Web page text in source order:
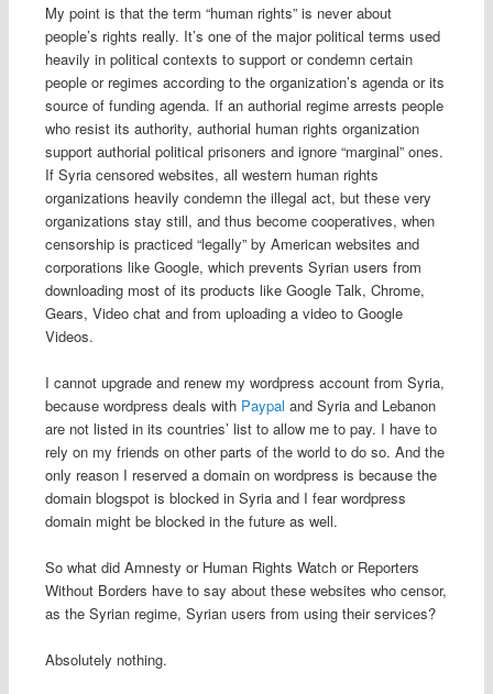
My point is that the term “human rights” is never about
people’s rights really. It’s one of the major political terms used
heavily in political contexts to support or condemn certain
people or regimes according to the organization’s agenda or its
source of funding agenda. If an authorial regime arrests people
who resist its authority, authorial human rights organization
support authorial political prisoners and ignore “marginal” ones.
If Syria censored websites, all western human rights
organizations heavily condemn the illegal act, but these very
organizations stay still, and thus become cooperatives, when
censorship is practiced “legally” by American websites and
corporations like Google, which prevents Syrian users from
downloading most of its products like Google Talk, Chrome,
Gears, Video chat and from uploading a video to Google
Videos.
I cannot upgrade and renew my wordpress account from Syria,
because wordpress deals with Paypal and Syria and Lebanon
are not listed in its countries’ list to allow me to pay. I have to
rely on my friends on other parts of the world to do so. And the
only reason I reserved a domain on wordpress is because the
domain blogspot is blocked in Syria and I fear wordpress
domain might be blocked in the future as well.
So what did Amnesty or Human Rights Watch or Reporters
Without Borders have to say about these websites who censor,
as the Syrian regime, Syrian users from using their services?
Absolutely nothing.